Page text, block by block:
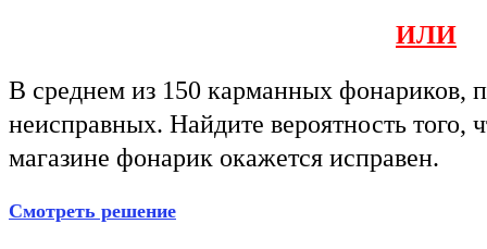
ИЛИ
В среднем из 150 карманных фонариков,
неисправных. Найдите вероятность того,
магазине фонарик окажется исправен.
Смотреть решение